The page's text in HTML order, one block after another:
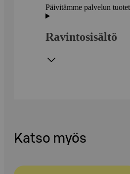
Päivitämme palvelun
Ravintosisältö
Katso myös